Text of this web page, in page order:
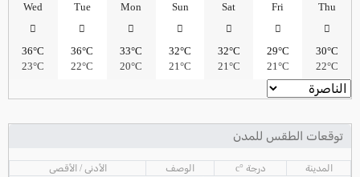
Thu
30°C
22°C
Fri
29°C
21°C
Sat
32°C
21°C
Sun
32°C
21°C
Mon
33°C
20°C
Tue
36°C
22°C
Wed
36°C
23°C
توقعات الطقس للمدن
المدينة درجة °c الوصف الأدنى / الأقصى